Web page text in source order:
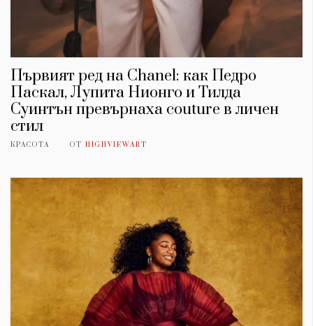
Първият ред на Chanel: как Педро
Паскал, Лупита Нионго и Тилда
Суинтън превърнаха couture в личен
стил
КРАСОТА ОТ HIGHVIEWART